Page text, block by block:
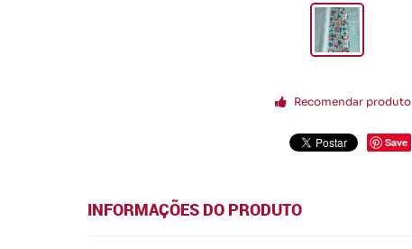
Recomendar produto
Save
INFORMAÇÕES DO PRODUTO